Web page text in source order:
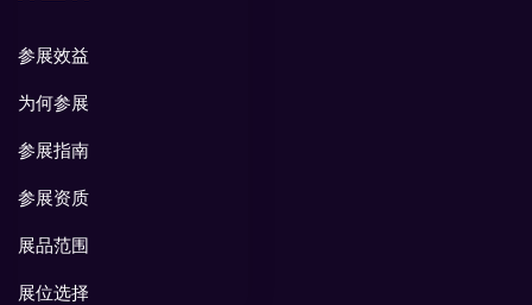
参展效益
为何参展
参展指南
参展资质
展品范围
展位选择